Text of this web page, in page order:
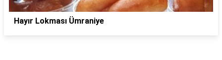
Hayır Lokması Ümraniye